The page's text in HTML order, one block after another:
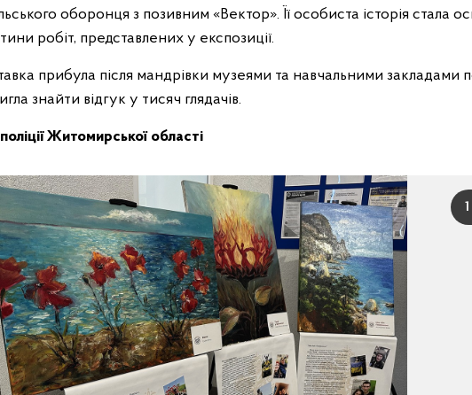
оборонця з позивним «Вектор». Її особиста історія стала
робіт, представлених у експозиції.
прибула після мандрівки музеями та навчальними закладами
знайти відгук у тисяч глядачів.
Житомирської області